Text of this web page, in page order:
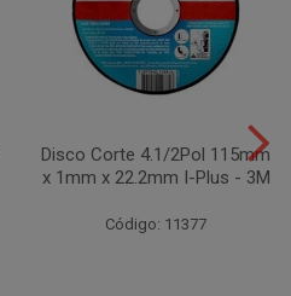
Disco Corte 4.1/2Pol 115mm
x 1mm x 22.2mm I-Plus - 3M
Código: 11377